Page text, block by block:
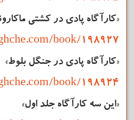
«کارآگاه پادی در کشتی
book/198927
«کارآگاه پادی در جنگل بلوط»
book/198924
«این سه کارآگاهجلد اول»